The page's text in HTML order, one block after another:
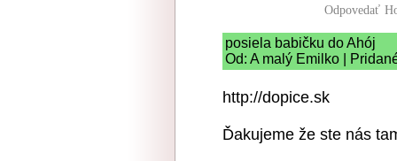
Odpovedať
posiela babičku do Ahój
Od: A malý Emilko |
http://dopice.sk
Ďakujeme že ste nás